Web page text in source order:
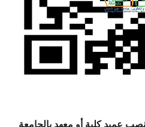
هيئة التدريس
الدراسات العليا
عميد كلية أو معهد بالجامعة